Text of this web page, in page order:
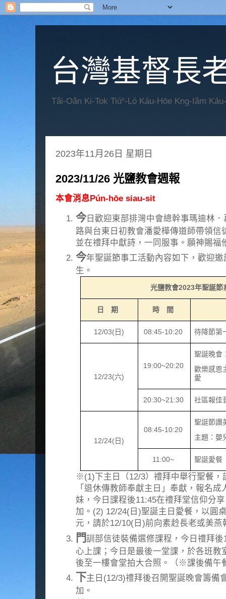
台灣基督長
Tâi-Oân Ki-Tok Tiúⁿ-Ló Káu-Hōe Kng-Iâm
2023年11月26日 星期日
2023/11/26 光鹽教會週報
本會消息Pún-hōe siau-sit
今日歡迎東部排灣中會總幹事瑪迪林
路與台東日初教會潘愛樺傳道師帶領信
並在禮拜中獻詩，一同服事。願神賜福
今年聖誕節事工活動內容如下，歡迎
生。
光鹽教會2023年聖誕節
日 期 時 間
12/03(日) 08:45-10:20 待降節第
12/23(六)
19:00~20:20
聖誕晚會
歡樂感恩
愛
20:30~21:30 社區報佳
12/24(日)
08:45-10:20
聖誕節讚
主題：嬰
11:00~ 聖誕愛餐
※(1)下主日（12/3）禮拜中舉行聖餐，
「退休傳教師奉獻主日」奉獻，報名
妹，今日課程後11:45在禮拜堂信仰分
加。(2) 12/24(日)聖誕主日愛餐，以圓
元，請於12/10(日)前向素赺長老或美燕
門訓部信徒裝備選修課程，今日禮拜
心上課；今日是最後一堂課，於各班
後至一樓會堂拍大合照。（※課後備午
下主日(12/3)禮拜後召開聖誕晚會籌備
加。